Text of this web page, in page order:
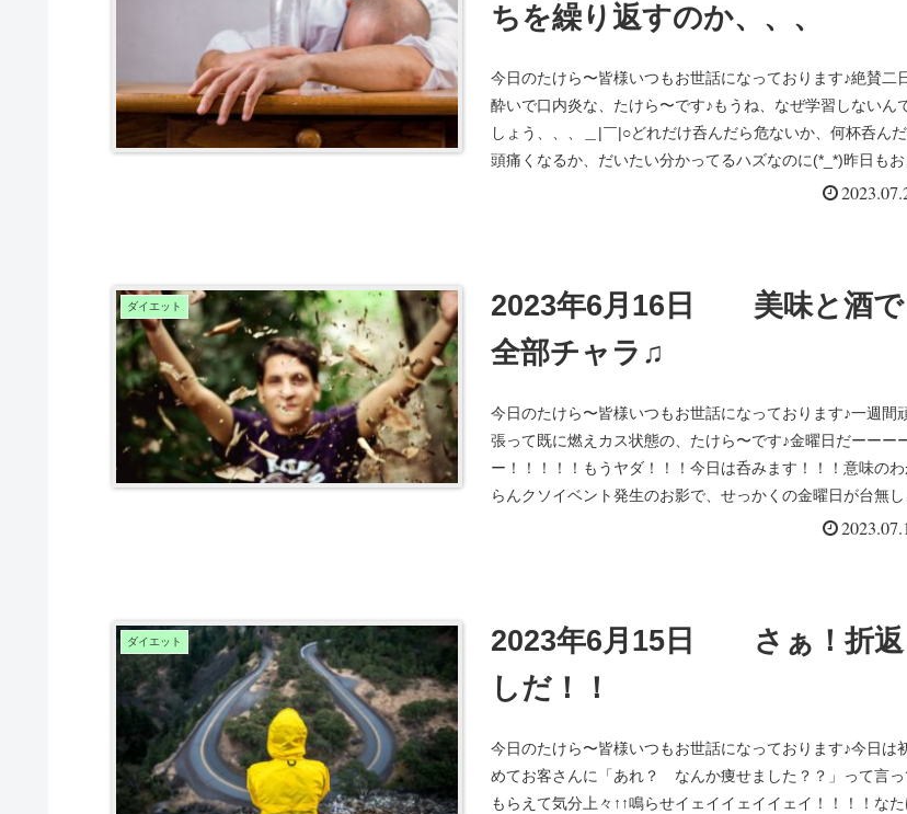
ちを繰り返すのか、、、
今日のたけら〜皆様いつもお世話になっております♪絶賛二
酔いで口内炎な、たけら〜です♪もうね、なぜ学習しないん
しょう、、、＿|￣|○どれだけ呑んだら危ないか、何杯呑ん
頭痛くなるか、だいたい分かってるハズなのに(*_*)昨日もお
ダイエット
2023年6月16日 美味と酒で
全部チャラ♫
今日のたけら〜皆様いつもお世話になっております♪一週間
張って既に燃えカス状態の、たけら〜です♪金曜日だーーー
ー！！！！！もうヤダ！！！今日は呑みます！！！意味の
らんクソイベント発生のお影で、せっかくの金曜日が台無し
ダイエット
2023年6月15日 さぁ！折返
しだ！！
今日のたけら〜皆様いつもお世話になっております♪今日は
めてお客さんに「あれ？ なんか痩せました？？」って言っ
もらえて気分上々↑↑鳴らせイェイイェイイェイ！！！！なた